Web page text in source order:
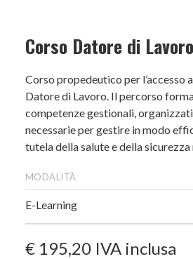
Corso Datore di Lavoro
Corso propedeutico per l’accesso
Datore di Lavoro. Il percorso
competenze gestionali,
necessarie per gestire in modo
tutela della salute e della
modalità
E-Learning
€ 195,20 IVA inclusa